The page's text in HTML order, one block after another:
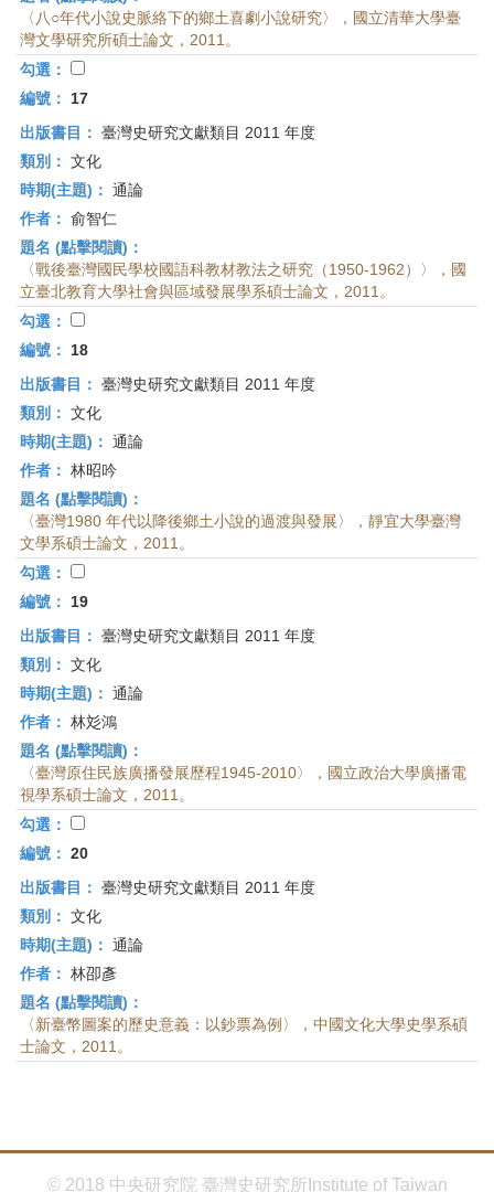
〈八○年代小說史脈絡下的鄉土喜劇小說研究〉，國立清華大學臺
灣文學研究所碩士論文，2011。
勾選：
編號：
17
出版書目： 臺灣史研究文獻類目 2011 年度
類別： 文化
時期(主題)： 通論
作者： 俞智仁
題名 (點擊閱讀)：
〈戰後臺灣國民學校國語科教材教法之研究（1950-1962）〉，國
立臺北教育大學社會與區域發展學系碩士論文，2011。
勾選：
編號：
18
出版書目： 臺灣史研究文獻類目 2011 年度
類別： 文化
時期(主題)： 通論
作者： 林昭吟
題名 (點擊閱讀)：
〈臺灣1980 年代以降後鄉土小說的過渡與發展〉，靜宜大學臺灣
文學系碩士論文，2011。
勾選：
編號：
19
出版書目： 臺灣史研究文獻類目 2011 年度
類別： 文化
時期(主題)： 通論
作者： 林彣鴻
題名 (點擊閱讀)：
〈臺灣原住民族廣播發展歷程1945-2010〉，國立政治大學廣播電
視學系碩士論文，2011。
勾選：
編號： 20
出版書目： 臺灣史研究文獻類目 2011 年度
類別： 文化
時期(主題)： 通論
作者： 林卲彥
題名 (點擊閱讀)：
〈新臺幣圖案的歷史意義：以鈔票為例〉，中國文化大學史學系碩
士論文，2011。
© 2018 中央研究院 臺灣史研究所Institute of Taiwan